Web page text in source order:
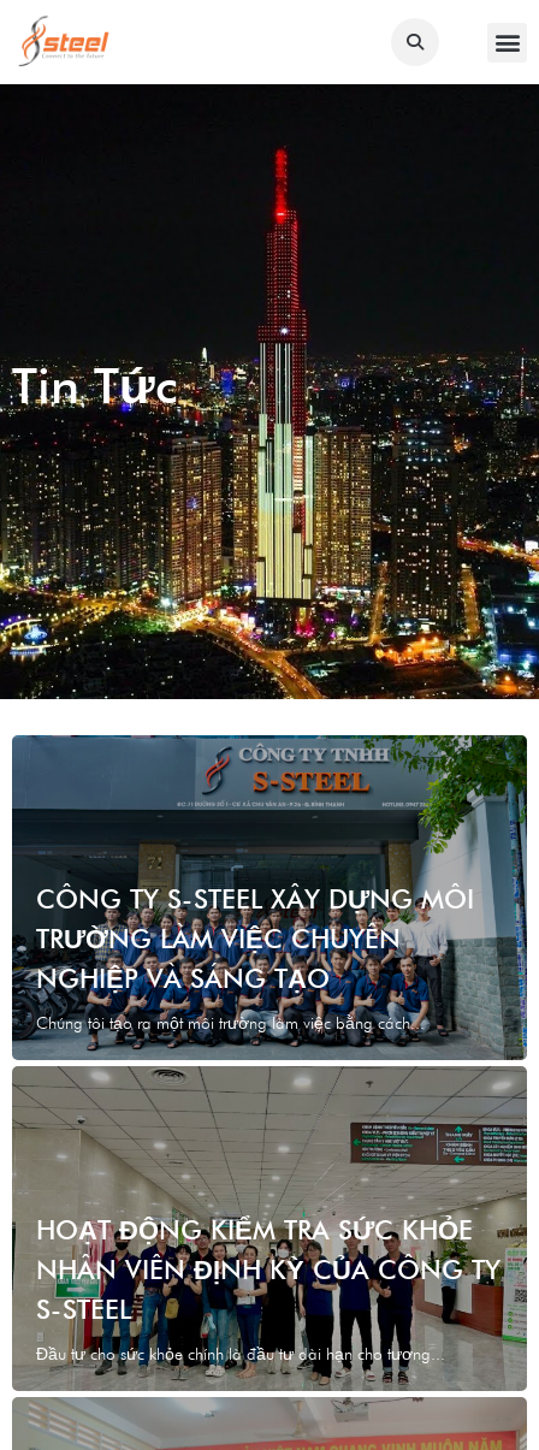
Tin Tức
CÔNG TY S-STEEL XÂY DỰNG MÔI
TRƯỜNG LÀM VIỆC CHUYÊN
NGHIỆP VÀ SÁNG TẠO
Chúng tôi tạo ra một môi trường làm việc bằng cách...
HOẠT ĐỘNG KIỂM TRA SỨC KHỎE
NHÂN VIÊN ĐỊNH KỲ CỦA CÔNG TY
S-STEEL
Đầu tư cho sức khỏe chính là đầu tư dài hạn cho tương...